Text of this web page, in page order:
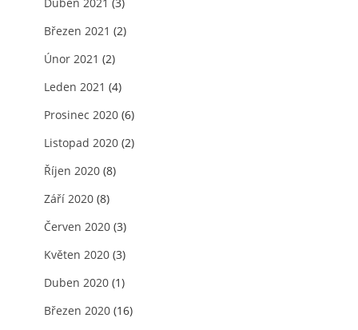
Březen 2021 (2)
Únor 2021 (2)
Leden 2021 (4)
Prosinec 2020 (6)
Listopad 2020 (2)
Říjen 2020 (8)
Září 2020 (8)
Červen 2020 (3)
Květen 2020 (3)
Duben 2020 (1)
Březen 2020 (16)